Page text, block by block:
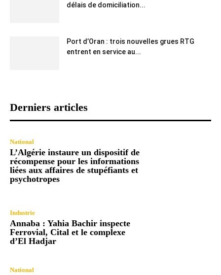
délais de domiciliation...
Port d’Oran : trois nouvelles grues RTG
entrent en service au...
Derniers articles
National
L’Algérie instaure un dispositif de
récompense pour les informations
liées aux affaires de stupéfiants et
psychotropes
Industrie
Annaba : Yahia Bachir inspecte
Ferrovial, Cital et le complexe
d’El Hadjar
National